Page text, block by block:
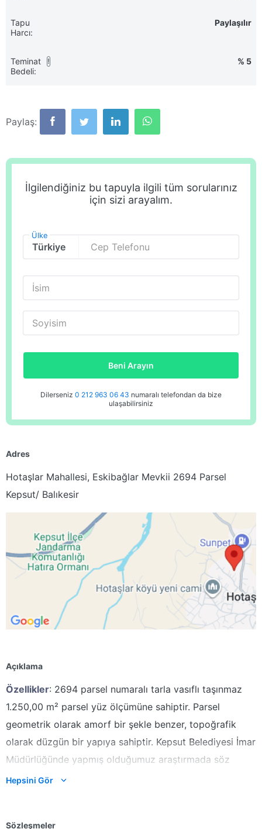
Tapu
Harcı:
Paylaşılır
Teminat
Bedeli:
! % 5
Paylaş:
İlgilendiğiniz bu tapuyla ilgili tüm sorularınız
için sizi arayalım.
Ülke
Cep Telefonu
İsim
Soyisim
Beni Arayın
Dilerseniz 0 212 963 06 43 numaralı telefondan da bize
ulaşabilirsiniz
Adres
Hotaşlar Mahallesi, Eskibağlar Mevkii 2694 Parsel
Kepsut/ Balıkesir
Açıklama
Özellikler: 2694 parsel numaralı tarla vasıflı taşınmaz
1.250,00 m² parsel yüz ölçümüne sahiptir. Parsel
geometrik olarak amorf bir şekle benzer, topoğrafik
olarak düzgün bir yapıya sahiptir. Kepsut Belediyesi İmar
Müdürlüğünde yapmış olduğumuz araştırmada söz
konusu taşınmaz üzerinde yer alan yapı için alınmış
Hepsini Gör
Sözleşmeler